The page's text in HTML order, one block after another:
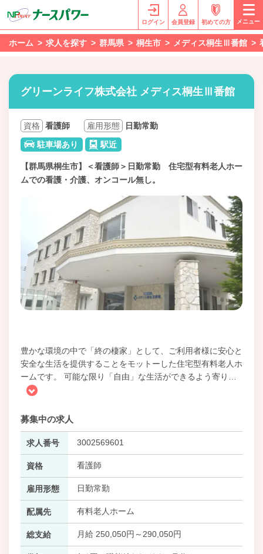
ログイン 会員登録 初めての方 メニュー
ホーム 求人を探す 群馬県 桐生市 メディス桐生Ⅲ番館
グリーンライフ株式会社 メディス桐生Ⅲ番館
資格 看護師 雇用形態
日勤常勤
駐車場あり
駅近
【群馬県桐生市】＜看護師＞日勤常勤 住宅型有料老人ホー
ムでの看護・介護、オンコール無し。
豊かな環境の中で「終の棲家」として、ご利用者様に安心と
安全な生活を提供することをモットーした住宅型有料老人ホ
ームです。 可能な限り「自由」な生活ができるよう寄り
募集中の求人
求人番号 3002569601
資格 看護師
雇用形態 日勤常勤
配属先 有料老人ホーム
総支給 月給 250,050円～290,050円